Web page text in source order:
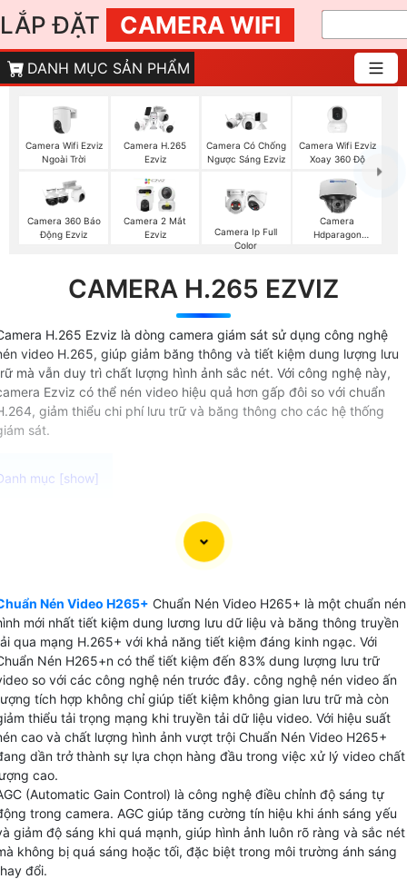
LẮP ĐẶT CAMERA WIFI
DANH MỤC SẢN PHẨM
Camera Wifi Ezviz
Ngoài Trời
Camera H.265
Ezviz
Camera Có Chống
Ngược Sáng Ezviz
Camera Wifi Ezviz
Xoay 360 Độ
Camera 360 Báo
Động Ezviz
Camera 2 Mắt
Ezviz
Camera Ip Full
Color
Camera
Hdparagon
CAMERA H.265 EZVIZ
H.265 Ezviz là dòng camera giám sát sử dụng công nghệ
video H.265, giúp giảm băng thông và tiết kiệm dung lượng lưu
mà vẫn duy trì chất lượng hình ảnh sắc nét. Với công nghệ này,
Ezviz có thể nén video hiệu quả hơn gấp đôi so với chuẩn
giảm thiểu chi phí lưu trữ và băng thông cho các hệ thống
sát.
nén video H.265+ Ezviz là một công nghệ nén video
camera quan sát được sử dụng trên các thiết bị ghi
giảm dung lượng file video mà vẫn duy trì chất lượng
ảnh cao.
Chuẩn nén video H.265+ Ezviz có thể lưu trữ video dài
một cách tiết kiệm với dung lượng nhỏ gọn hơn so với
chuẩn nén truyền thống. Đồng thời, chất lượng hình ảnh
giữ nguyên, không bị giảm sút khi nén.
Nén Video H265+ Chuẩn Nén Video H265+ là một chuẩn nén
mới nhất tiết kiệm dung lương lưu dữ liệu và băng thông truyền
qua mạng H.265+ với khả năng tiết kiệm đáng kinh ngạc. Với
Nén H265+n có thể tiết kiệm đến 83% dung lượng lưu trữ
so với các công nghệ nén trước đây. công nghệ nén video ấn
tích hợp không chỉ giúp tiết kiệm không gian lưu trữ mà còn
thiểu tải trọng mạng khi truyền tải dữ liệu video. Với hiệu suất
cao và chất lượng hình ảnh vượt trội Chuẩn Nén Video H265+
dần trở thành sự lựa chọn hàng đầu trong việc xử lý video chất
cao.
(Automatic Gain Control) là công nghệ điều chỉnh độ sáng tự
trong camera. AGC giúp tăng cường tín hiệu khi ánh sáng yếu
giảm độ sáng khi quá mạnh, giúp hình ảnh luôn rõ ràng và sắc nét
không bị quá sáng hoặc tối, đặc biệt trong môi trường ánh sáng
đổi.